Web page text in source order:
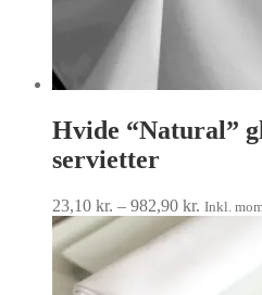
Hvide “Natural”
servietter
23,10 kr. – 982,90 kr.
23,10 kr.
Inkl.